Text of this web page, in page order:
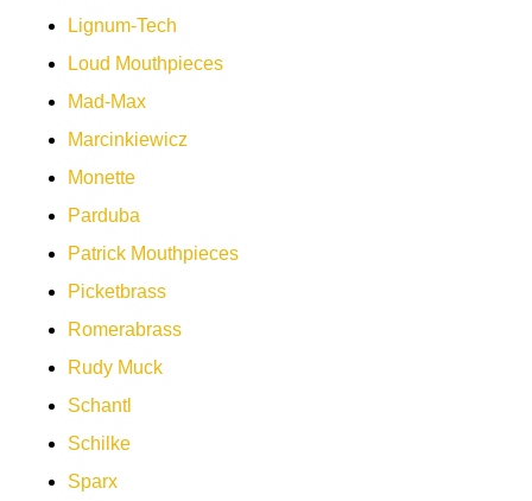
Lignum-Tech
Loud Mouthpieces
Mad-Max
Marcinkiewicz
Monette
Parduba
Patrick Mouthpieces
Picketbrass
Romerabrass
Rudy Muck
Schantl
Schilke
Sparx